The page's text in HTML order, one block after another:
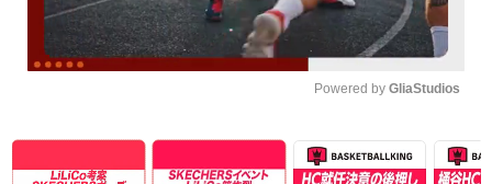
Powered by GliaStudios